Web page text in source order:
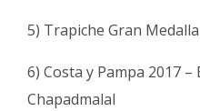
5) Trapiche Gran
6) Costa y Pampa 2017
Chapadmalal